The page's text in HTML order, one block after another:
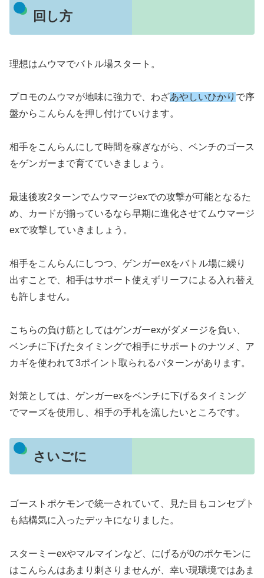
回し方
理想はムウマでバトル場スタート。
プロモのムウマが地味に強力で、わざあやしいひかり で序
盤からこんらんを押し付けていけます。
相手をこんらんにして時間を稼ぎながら、ベンチのゴース
をゲンガーまで育てていきましょう。
最速後攻2ターンでムウマージexでの攻撃が可能となるた
め、カードが揃っているなら早期に進化させてムウマージ
exで攻撃していきましょう。
相手をこんらんにしつつ、ゲンガーexをバトル場に繰り
出すことで、相手はサポート使えずリーフによる入れ替え
も許しません。
こちらの負け筋としてはゲンガーexがダメージを負い、
ベンチに下げたタイミングで相手にサポートのナツメ、ア
カギを使われて3ポイント取られるパターンがあります。
対策としては、ゲンガーexをベンチに下げるタイミング
でマーズを使用し、相手の手札を流したいところです。
さいごに
ゴーストポケモンで統一されていて、見た目もコンセプト
も結構気に入ったデッキになりました。
スターミーexやマルマインなど、にげるが0のポケモンに
はこんらんはあまり刺さりませんが、幸い現環境ではあま